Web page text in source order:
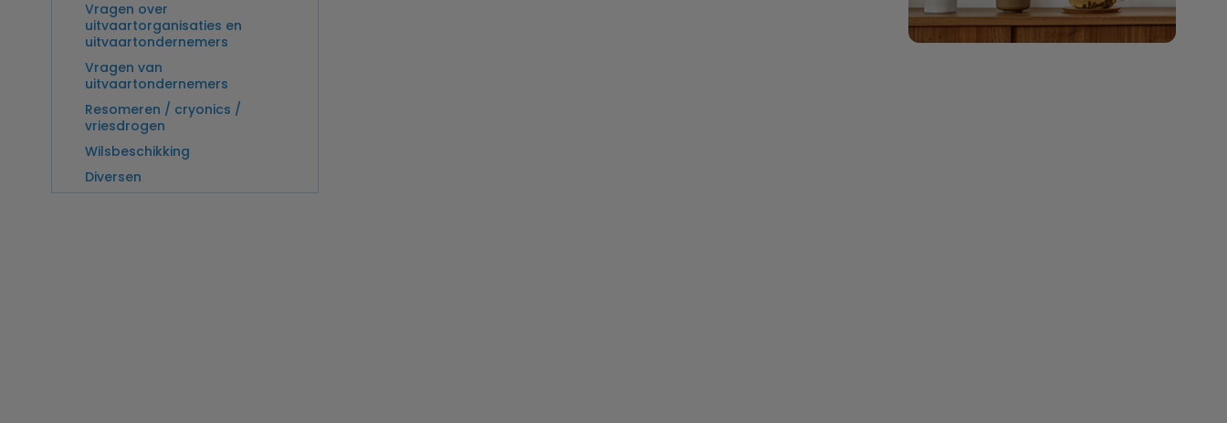
Vragen over
uitvaartorganisaties en
uitvaartondernemers
Vragen van
uitvaartondernemers
Resomeren / cryonics /
vriesdrogen
Wilsbeschikking
Diversen